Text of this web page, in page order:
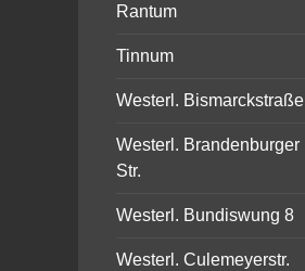
Rantum
Tinnum
Westerl. Bismarckstraße
Westerl. Brandenburger
Str.
Westerl. Bundiswung 8
Westerl. Culemeyerstr.